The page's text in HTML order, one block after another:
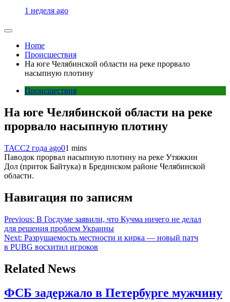
1 неделя ago
Home
Происшествия
На юге Челябинской области на реке прорвало
насыпную плотину
Происшествия
На юге Челябинской области на реке
прорвало насыпную плотину
ТАСС2 года ago01 mins
Паводок прорвал насыпную плотину на реке Утяжкин
Дол (приток Байтука) в Брединском районе Челябинской
области.
Навигация по записям
Previous: В Госдуме заявили, что Кучма ничего не делал
для решения проблем Украины
Next: Разрушаемость местности и кирка — новый патч
в PUBG восхитил игроков
Related News
ФСБ задержало в Петербурге мужчину